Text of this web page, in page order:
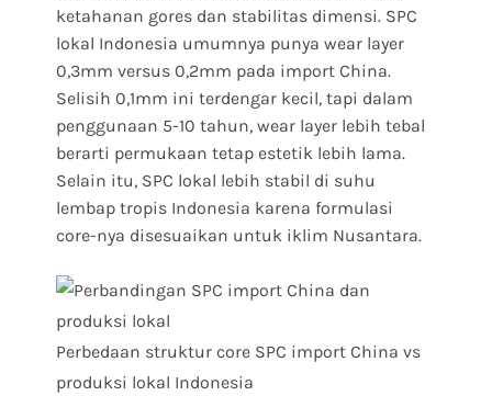
ketahanan gores dan stabilitas dimensi. SPC
lokal Indonesia umumnya punya wear layer
0,3mm versus 0,2mm pada import China.
Selisih 0,1mm ini terdengar kecil, tapi dalam
penggunaan 5-10 tahun, wear layer lebih tebal
berarti permukaan tetap estetik lebih lama.
Selain itu, SPC lokal lebih stabil di suhu
lembap tropis Indonesia karena formulasi
core-nya disesuaikan untuk iklim Nusantara.
Perbedaan struktur core SPC import China vs
produksi lokal Indonesia